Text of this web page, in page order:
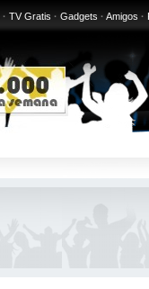
· TV Gratis · Gadgets · Amigos ·